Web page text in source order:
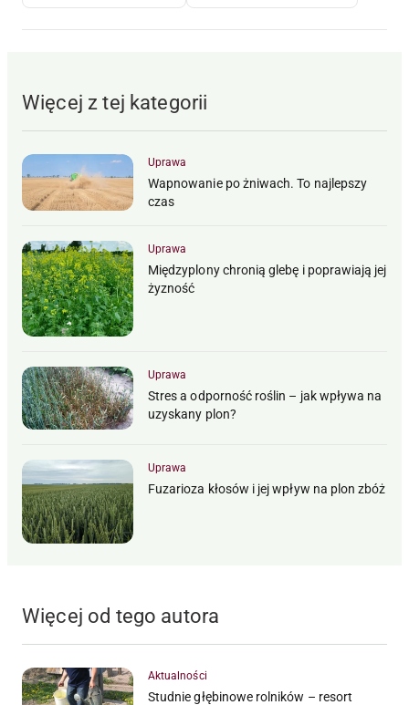
Więcej z tej kategorii
Uprawa
Wapnowanie po żniwach. To najlepszy
czas
Uprawa
Międzyplony chronią glebę i poprawiają jej
żyzność
Uprawa
Stres a odporność roślin – jak wpływa na
uzyskany plon?
Uprawa
Fuzarioza kłosów i jej wpływ na plon zbóż
Więcej od tego autora
Aktualności
Studnie głębinowe rolników – resort